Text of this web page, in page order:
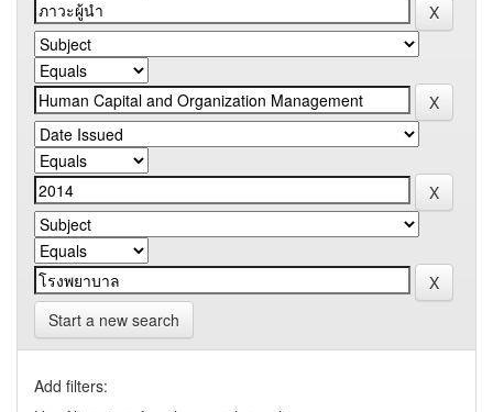
Start a new search
Add filters: